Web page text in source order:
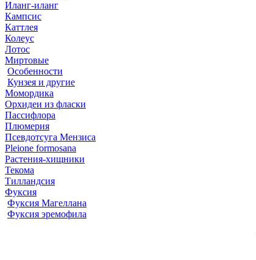
Иланг-иланг
Кампсис
Каттлея
Колеус
Лотос
Миртовые
Особенности
Кунзея и другие
Момордика
Орхидеи из фласки
Пассифлора
Плюмерия
Псевдотсуга Мензиса
Pleione formosana
Растения-хищники
Текома
Тилландсия
Фуксия
Фуксия Магеллана
Фуксия эремофила